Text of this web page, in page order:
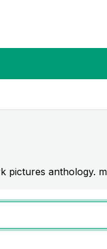
pictures anthology.